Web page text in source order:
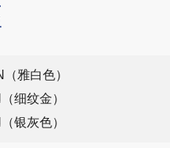
雅白色）
细纹金）
银灰色）